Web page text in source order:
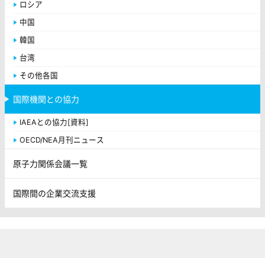
ロシア
中国
韓国
台湾
その他各国
国際機関との協力
IAEAとの協力[資料]
OECD/NEA月刊ニュース
原子力関係会議一覧
国際間の企業交流支援